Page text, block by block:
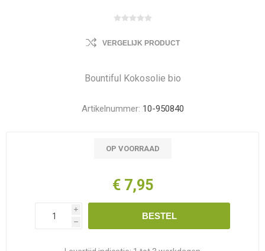
VERGELIJK PRODUCT
Bountiful Kokosolie bio
Artikelnummer: 10-950840
OP VOORRAAD
€ 7,95
i
h
BESTEL